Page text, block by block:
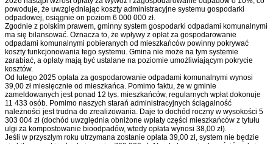
powoduje, że uwzględniając koszty administracyjne systemu gospodarki
odpadowej, osiągnie on poziom 6 000 000 zł.
Zgodnie z polskim prawem, gminny system gospodarki odpadami komunalnymi
ma się bilansować. Oznacza to, że wpływy z opłat za gospodarowanie
odpadami komunalnymi pobieranych od mieszkańców powinny pokrywać
koszty funkcjonowania tego systemu. Gmina nie może na tym systemie
zarabiać, a opłaty mają być ustalane na poziomie umożliwiającym pokrycie
kosztów.
Od lutego 2025 opłata za gospodarowanie odpadami komunalnymi wynosi
39,00 zł miesięcznie od mieszkańca. Pomimo faktu, że w gminie
zameldowanych jest ponad 12 tys. mieszkańców, regularnych wpłat dokonuje
11 433 osób. Pomimo naszych starań administracyjnych ściągalność
należności jest trudna do zrealizowania. Daje to dochód roczny w wysokości 5
303 004 zł (dochód uwzględnia obniżone wpłaty części mieszkańców z tytułu
ulgi za kompostowanie bioodpadów, wtedy opłata wynosi 38,00 zł).
Jeśli w przyszłym roku utrzymana zostanie opłata 39,00 zł, system nie będzie